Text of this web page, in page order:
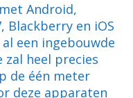
Android,
Blackberry en iOS
een ingebouwde
zal heel precies
de één meter
deze apparaten